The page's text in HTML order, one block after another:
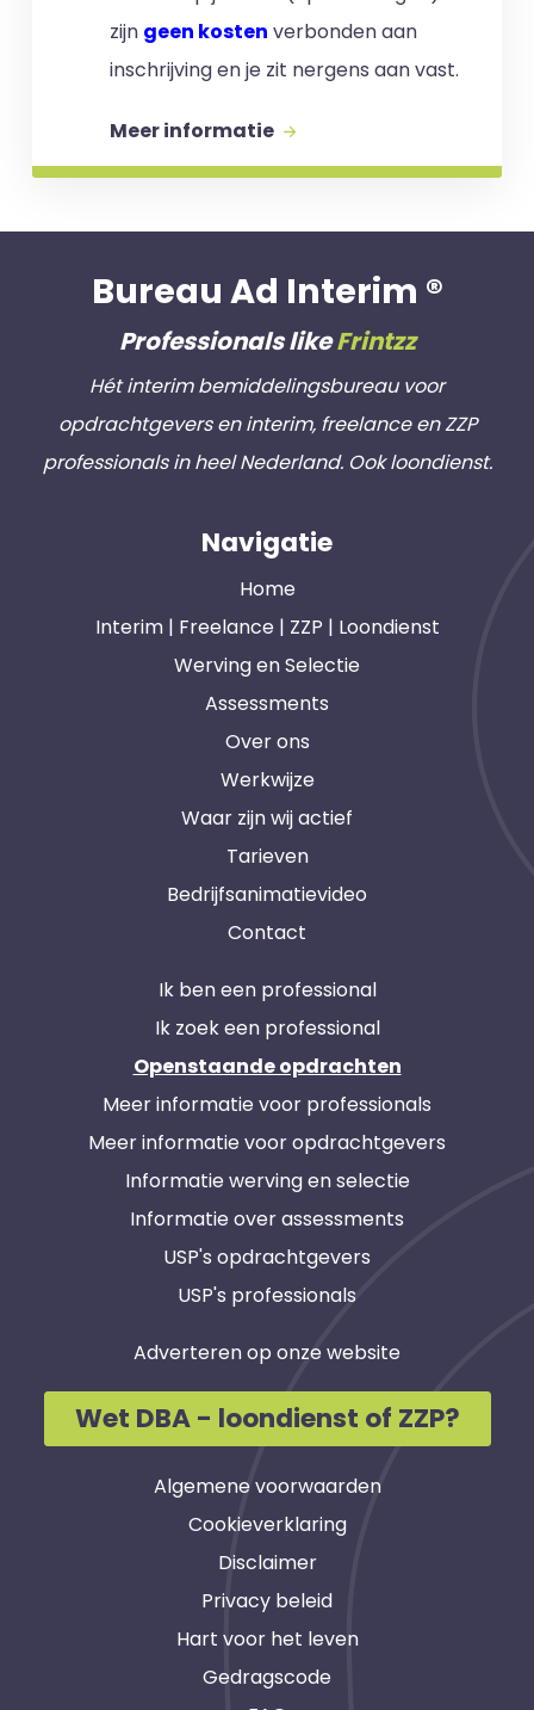
zijn geen kosten verbonden aan
inschrijving en je zit nergens aan vast.
Meer informatie
Bureau Ad Interim ®
Professionals likeFrintzz
Hét interim bemiddelingsbureau voor
opdrachtgevers en interim, freelance en ZZP
professionals in heel Nederland. Ook loondienst.
Navigatie
Home
Interim | Freelance | ZZP | Loondienst
Werving en Selectie
Assessments
Over ons
Werkwijze
Waar zijn wij actief
Tarieven
Bedrijfsanimatievideo
Contact
Ik ben een professional
Ik zoek een professional
Openstaande opdrachten
Meer informatie voor professionals
Meer informatie voor opdrachtgevers
Informatie werving en selectie
Informatie over assessments
USP's opdrachtgevers
USP's professionals
Adverteren op onze website
Wet DBA - loondienst of ZZP?
Algemene voorwaarden
Cookieverklaring
Disclaimer
Privacy beleid
Hart voor het leven
Gedragscode